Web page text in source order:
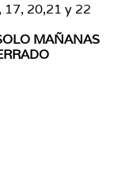
17, 20,21 y 22
MAÑANAS